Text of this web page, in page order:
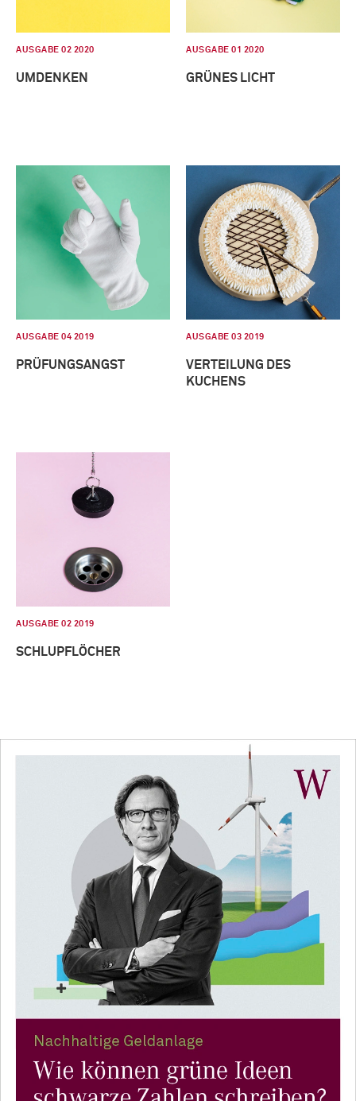
AUSGABE 02 2020
UMDENKEN
AUSGABE 01 2020
GRÜNES LICHT
AUSGABE 04 2019
PRÜFUNGSANGST
AUSGABE 03 2019
VERTEILUNG DES
KUCHENS
AUSGABE 02 2019
SCHLUPFLÖCHER